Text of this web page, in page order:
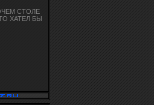
СТОЛЕ
ХАТЕЛ БЫ